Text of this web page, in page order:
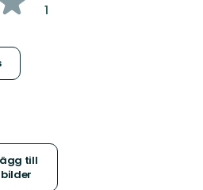
1:
till
bilder